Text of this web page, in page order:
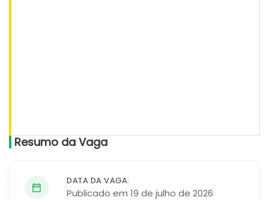
Resumo da Vaga
DATA DA VAGA:
Publicado em 19 de julho de 2026